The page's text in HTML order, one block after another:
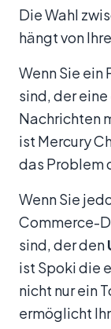
Die Wahl
hängt von
Wenn Sie ein
sind, der
Nachrichten
ist Mercury
das Problem
Wenn Sie
Commerce-
sind, der den
ist Spoki die
nicht nur ein
ermöglicht